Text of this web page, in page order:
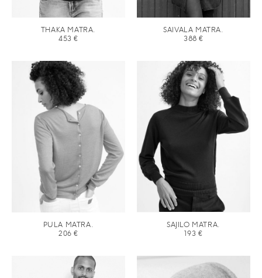
THAKA MATRA.
453€
SAIVALA MATRA.
388€
PULA MATRA.
206€
SAJILO MATRA.
193 €